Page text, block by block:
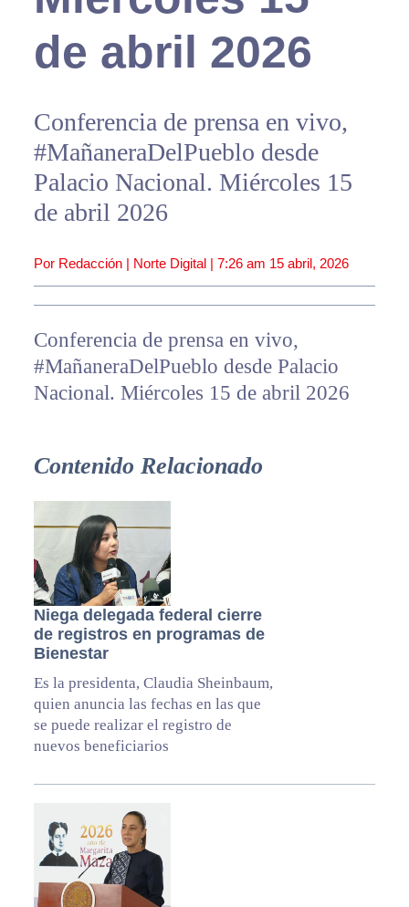
de abril 2026
Conferencia de prensa en vivo,
#MañaneraDelPueblo desde
Palacio Nacional. Miércoles 15
de abril 2026
Por Redacción | Norte Digital | 7:26 am 15 abril, 2026
Conferencia de prensa en vivo,
#MañaneraDelPueblo desde Palacio
Nacional. Miércoles 15 de abril 2026
Contenido Relacionado
Niega delegada federal cierre
de registros en programas de
Bienestar
Es la presidenta, Claudia Sheinbaum,
quien anuncia las fechas en las que
se puede realizar el registro de
nuevos beneficiarios